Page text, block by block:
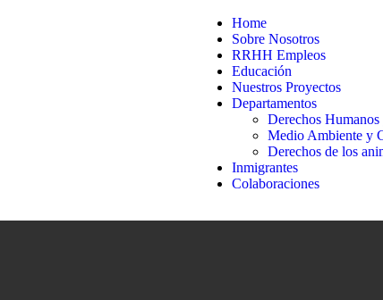
Home
Sobre Nosotros
RRHH Empleos
Educación
Nuestros Proyectos
Departamentos
Derechos
Medio Ambiente y
Derechos de los
Inmigrantes
Colaboraciones